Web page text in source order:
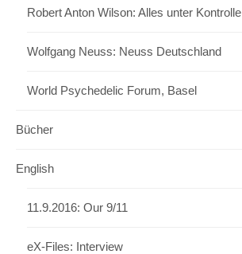
Robert Anton Wilson: Alles unter Kontrolle
Wolfgang Neuss: Neuss Deutschland
World Psychedelic Forum, Basel
Bücher
English
11.9.2016: Our 9/11
eX-Files: Interview